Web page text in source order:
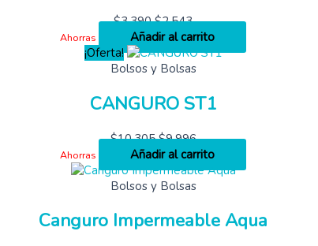
$3,390 $2,543
Ahorras
Añadir al carrito
¡Oferta!
Bolsos y Bolsas
CANGURO ST1
$10,305 $9,996
Ahorras
Añadir al carrito
Bolsos y Bolsas
Canguro Impermeable Aqua